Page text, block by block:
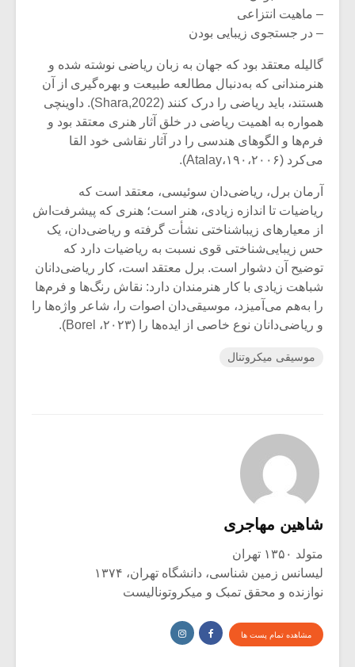
– ماهیت انتزاعی
– در جستجوی زیبایی بودن
گالیله معتقد بود که جهان به زبان ریاضی نوشته شده و
هنرمندانی که به‌دنبال مطالعه طبیعت و بهره‌گیری از آن
هستند، باید ریاضی را درک کنند (Shara,2022). داوینچی
همواره به اهمیت ریاضی در خلق آثار هنری معتقد بود و
فرم‌ها و الگو‌های هندسی را در آثار نقاشی خود القا
می‌کرد (۱۹۰،۲۰۰۶،Atalay).
آرمان برل، ریاضی‌دان سوئیسی، معتقد است که
ریاضیات تا اندازه زیادی، هنر است؛ هنری که پیشرفت‌اش
از معیار‌های زیباشناختی نشأت گرفته و ریاضی‌دان، یک
حس زیبایی‌شناختی قوی نسبت به ریاضیات دارد که
توضیح آن دشوار است. برل معتقد است، کار ریاضی‌دانان
شباهت زیادی با کار هنرمندان دارد: نقاش رنگ‌ها و فرم‌ها
را به‌هم می‌آمیزد، موسیقی‌دان اصوات را، شاعر واژه‌ها را
و ریاضی‌دانان نوع خاصی از ایده‌ها را (۲۰۲۳، Borel).
موسیقی میکروتنال
شاهین مهاجری
متولد ۱۳۵۰ تهران
لیسانس زمین شناسی، دانشگاه تهران، ۱۳۷۴
نوازنده و محقق تمبک و میکروتونالیست
مشاهده تمام پست ها